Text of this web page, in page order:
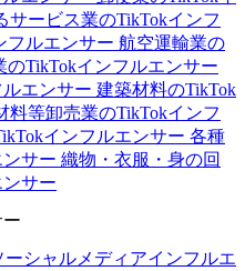
サービス業のTikTokインフ
フルエンサー 航空運輸業の
のTikTokインフルエンサー
エンサー 建築材料のTikTok
料等卸売業のTikTokインフ
インフルエンサー 各種
サー 織物・衣服・身の回
サー
シャルメディアインフルエ